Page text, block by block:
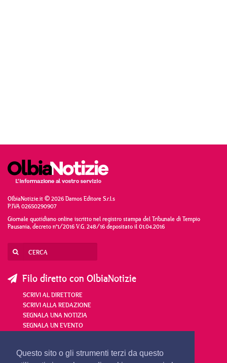
Questo sito o gli strumenti terzi da questo
OlbiaNotizie.it © 2026 Damos Editore S.r.l.s
P.IVA 02650290907
Giornale quotidiano online iscritto nel registro stampa del Tribunale di Tempio
Pausania, decreto n°1/2016 V.G. 248/16 depositato il 01.04.2016
Filo diretto con OlbiaNotizie
SCRIVI AL DIRETTORE
SCRIVI ALLA REDAZIONE
SEGNALA UNA NOTIZIA
SEGNALA UN EVENTO
redazione@olbianotizie.it